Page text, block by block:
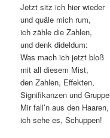
Jetzt sitz ich hier wieder
und quäle mich rum,
ich zähle die Zahlen,
und denk dideldum:
Was mach ich jetzt bloß
mit all diesem Mist,
den Zahlen, Effekten,
Signifikanzen und
Mir fall’n aus den Haaren,
ich sehe es, Schuppen!